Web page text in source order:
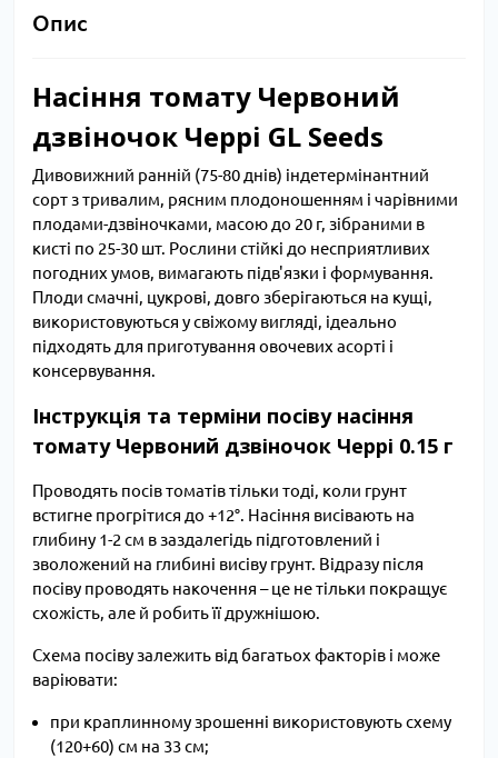
Опис
Насіння томату Червоний
дзвіночок Черрі GL Seeds
Дивовижний ранній (75-80 днів) індетермінантний
сорт з тривалим, рясним плодоношенням і чарівними
плодами-дзвіночками, масою до 20 г, зібраними в
кисті по 25-30 шт. Рослини стійкі до несприятливих
погодних умов, вимагають підв'язки і формування.
Плоди смачні, цукрові, довго зберігаються на кущі,
використовуються у свіжому вигляді, ідеально
підходять для приготування овочевих асорті і
консервування.
Інструкція та терміни посіву насіння
томату Червоний дзвіночок Черрі 0.15 г
Проводять посів томатів тільки тоді, коли грунт
встигне прогрітися до +12°. Насіння висівають на
глибину 1-2 см в заздалегідь підготовлений і
зволожений на глибині висіву грунт. Відразу після
посіву проводять накочення – це не тільки покращує
схожість, але й робить її дружнішою.
Схема посіву залежить від багатьох факторів і може
варіювати:
при краплинному зрошенні використовують схему
(120+60) см на 33 см;